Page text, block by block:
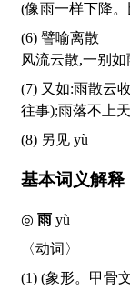
(像雨一样下降
(6) 譬喻离散
风流云散,一别
(7) 又如:雨散云收(比喻离散);雨迹云踪(比喻男女旧情,已成
往事);雨落不上
(8) 另见 yù
基本词义解释
雨 yù
〈动词〉
(1) (象形。甲骨文字形,象下雨形。“雨”是汉字的一个部首,